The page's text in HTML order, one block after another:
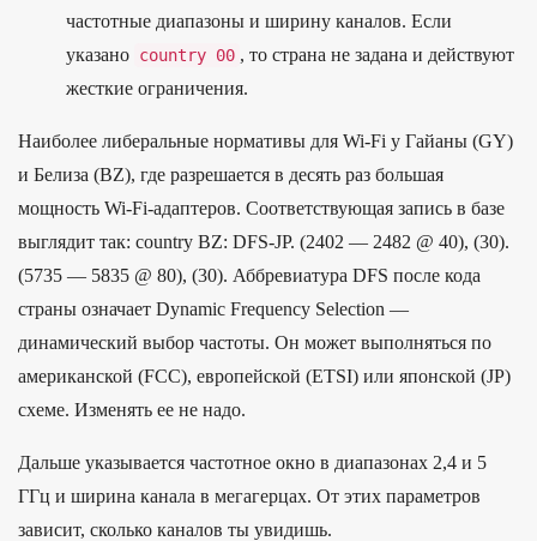
частотные диапазоны и ширину каналов. Если
указано country 00 , то страна не задана и действуют
жесткие ограничения.
Наиболее либеральные нормативы для Wi-Fi у Гайаны (GY)
и Белиза (BZ), где разрешается в десять раз большая
мощность Wi-Fi-адаптеров. Соответствующая запись в базе
выглядит так: country BZ: DFS-JP. (2402 — 2482 @ 40), (30).
(5735 — 5835 @ 80), (30). Аббревиатура DFS после кода
страны означает Dynamic Frequency Selection —
динамический выбор частоты. Он может выполняться по
американской (FCC), европейской (ETSI) или японской (JP)
схеме. Изменять ее не надо.
Дальше указывается частотное окно в диапазонах 2,4 и 5
ГГц и ширина канала в мегагерцах. От этих параметров
зависит, сколько каналов ты увидишь.